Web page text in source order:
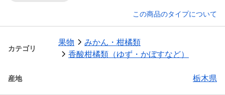
この商品のタイプについて
カテゴリ
果物
みかん・柑橘類
香酸柑橘類（ゆず・かぼすなど）
産地 栃木県